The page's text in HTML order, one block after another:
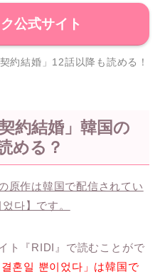
公式サイト
約結婚」12話以降も読める！
約結婚」韓国の
める？
原作は韓国で配信されてい
다】です。
ト『RIDI』で読むことがで
혼일 뿐이었다」は韓国で